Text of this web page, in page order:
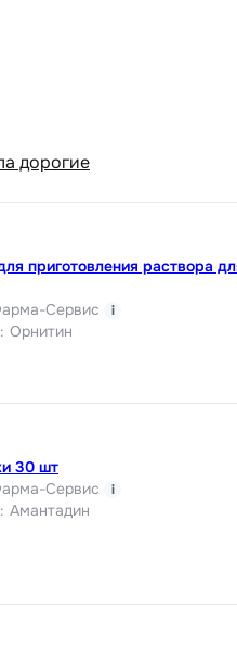
дорогие
приготовления раствора
Сервис i
: Орнитин
30 шт
Сервис i
: Амантадин